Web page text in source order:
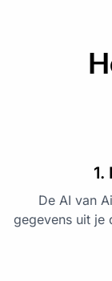
1.
De AI van
gegevens uit je